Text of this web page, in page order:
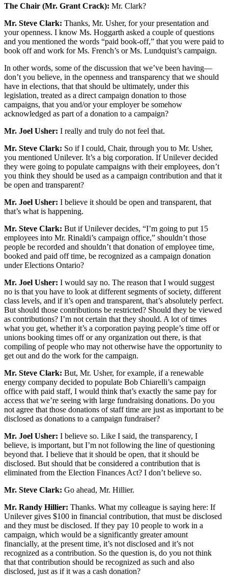
The Chair (Mr. Grant Crack): Mr. Clark?
Mr. Steve Clark: Thanks, Mr. Usher, for your presentation and
your openness. I know Ms. Hoggarth asked a couple of questions
and you mentioned the words “paid book-off,” that you were paid to
book off and work for Ms. French’s or Ms. Lundquist’s campaign.
In other words, some of the discussion that we’ve been having—
don’t you believe, in the openness and transparency that we should
have in elections, that that should be ultimately, under this
legislation, treated as a direct campaign donation to those
campaigns, that you and/or your employer be somehow
acknowledged as part of a donation to a campaign?
Mr. Joel Usher: I really and truly do not feel that.
Mr. Steve Clark: So if I could, Chair, through you to Mr. Usher,
you mentioned Unilever. It’s a big corporation. If Unilever decided
they were going to populate campaigns with their employees, don’t
you think they should be used as a campaign contribution and that it
be open and transparent?
Mr. Joel Usher: I believe it should be open and transparent, that
that’s what is happening.
Mr. Steve Clark: But if Unilever decides, “I’m going to put 15
employees into Mr. Rinaldi’s campaign office,” shouldn’t those
people be recorded and shouldn’t that donation of employee time,
booked and paid off time, be recognized as a campaign donation
under Elections Ontario?
Mr. Joel Usher: I would say no. The reason that I would suggest
no is that you have to look at different segments of society, different
class levels, and if it’s open and transparent, that’s absolutely perfect.
But should those contributions be restricted? Should they be viewed
as contributions? I’m not certain that they should. A lot of times
what you get, whether it’s a corporation paying people’s time off or
unions booking times off or any organization out there, is that
compiling of people who may not otherwise have the opportunity to
get out and do the work for the campaign.
Mr. Steve Clark: But, Mr. Usher, for example, if a renewable
energy company decided to populate Bob Chiarelli’s campaign
office with paid staff, I would think that’s exactly the same pay for
access that we’re seeing with large fundraising donations. Do you
not agree that those donations of staff time are just as important to be
disclosed as donations to a campaign fundraiser?
Mr. Joel Usher: I believe so. Like I said, the transparency, I
believe, is important, but I’m not following the line of questioning
beyond that. I believe that it should be open, that it should be
disclosed. But should that be considered a contribution that is
eliminated from the Election Finances Act? I don’t believe so.
Mr. Steve Clark: Go ahead, Mr. Hillier.
Mr. Randy Hillier: Thanks. What my colleague is saying here: If
Unilever gives $100 in financial contribution, that must be disclosed
and they must be disclosed. If they pay 10 people to work in a
campaign, which would be a significantly greater amount
financially, at the present time, it’s not disclosed and it’s not
recognized as a contribution. So the question is, do you not think
that that contribution should be recognized as such and also
disclosed, just as if it was a cash donation?